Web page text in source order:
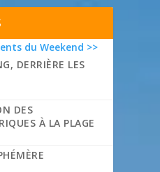
du Weekend >>
DERRIÈRE LES
DES
À LA PLAGE